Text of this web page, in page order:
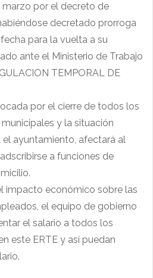
marzo por el decreto de
decretado prorroga
para la vuelta a su
ante el Ministerio de Trabajo
TEMPORAL DE
por el cierre de todos los
y la situación
ayuntamiento, afectará al
a funciones de
impacto económico sobre las
el equipo de gobierno
el salario a todos los
este ERTE y así puedan